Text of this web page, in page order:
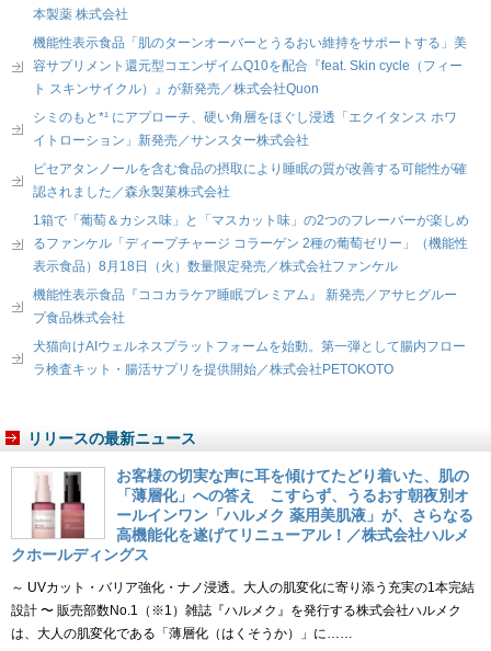
本製薬 株式会社
機能性表示食品「肌のターンオーバーとうるおい維持をサポートする」美
容サプリメント還元型コエンザイムQ10を配合『feat. Skin cycle（フィー
ト スキンサイクル）』が新発売／株式会社Quon
シミのもと*¹ にアプローチ、硬い角層をほぐし浸透「エクイタンス ホワ
イトローション」新発売／サンスター株式会社
ピセアタンノールを含む食品の摂取により睡眠の質が改善する可能性が確
認されました／森永製菓株式会社
1箱で「葡萄＆カシス味」と「マスカット味」の2つのフレーバーが楽しめ
るファンケル「ディープチャージ コラーゲン 2種の葡萄ゼリー」（機能性
表示食品）8月18日（火）数量限定発売／株式会社ファンケル
機能性表示食品『ココカラケア睡眠プレミアム』 新発売／アサヒグルー
プ食品株式会社
犬猫向けAIウェルネスプラットフォームを始動。第一弾として腸内フロー
ラ検査キット・腸活サプリを提供開始／株式会社PETOKOTO
リリースの最新ニュース
お客様の切実な声に耳を傾けてたどり着いた、肌の
「薄層化」への答え こすらず、うるおす朝夜別オ
ールインワン「ハルメク 薬用美肌液」が、さらなる
高機能化を遂げてリニューアル！／株式会社ハルメ
クホールディングス
～ UVカット・バリア強化・ナノ浸透。大人の肌変化に寄り添う充実の1本完結
設計 〜 販売部数No.1（※1）雑誌『ハルメク』を発行する株式会社ハルメク
は、大人の肌変化である「薄層化（はくそうか）」に……